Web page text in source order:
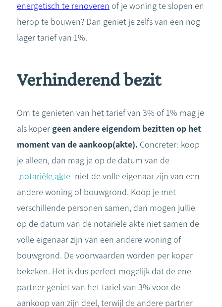
energetisch te renoveren of je woning te slopen en
herop te bouwen? Dan geniet je zelfs van een nog
lager tarief van 1%.
Verhinderend bezit
Om te genieten van het tarief van 3% of 1% mag je
als koper geen andere eigendom bezitten op het
moment van de aankoop(akte). Concreter: koop
je alleen, dan mag je op de datum van de
notariële akte niet de volle eigenaar zijn van een
andere woning of bouwgrond. Koop je met
verschillende personen samen, dan mogen jullie
op de datum van de notariële akte niet samen de
volle eigenaar zijn van een andere woning of
bouwgrond. De voorwaarden worden per koper
bekeken. Het is dus perfect mogelijk dat de ene
partner geniet van het tarief van 3% voor de
aankoop van zijn deel, terwijl de andere partner